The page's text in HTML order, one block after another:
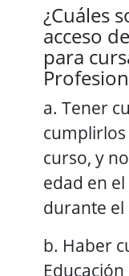
¿Cuáles
acceso
para
a. Tener
curso, y
edad en
durante el
b. Haber